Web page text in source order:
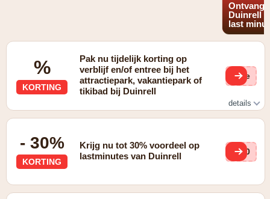
Ontvang
Duinrell
last
%
KORTING
Pak nu tijdelijk korting op
verblijf en/of entree bij het
attractiepark, vakantiepark of
tikibad bij Duinrell
(ge
details
- 30%
KORTING
Krijg nu tot 30% voordeel op
lastminutes van Duinrell
k70